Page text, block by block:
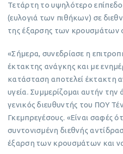
Τετάρτη το υψηλότερο
(ευλογιά των πιθήκων) σε
της έξαρσης των κρουσμάτων
«Σήμερα, συνεδρίασε η
έκτακτης ανάγκης και με
κατάσταση αποτελεί έκτακτη
υγεία. Συμμερίζομαι αυτήν
γενικός διευθυντής του ΠΟΥ
Γκεμπρεγέσους. «Είναι σαφές
συντονισμένη διεθνής
έξαρση των κρουσμάτων και